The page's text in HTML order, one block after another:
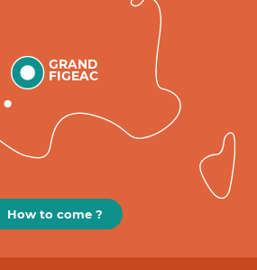
GRAND
FIGEAC
How to come ?